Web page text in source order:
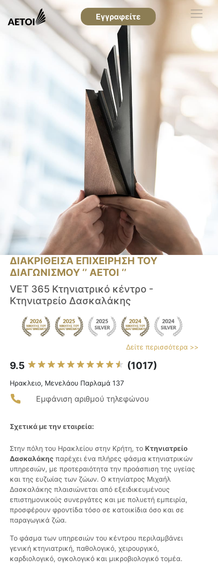
Εγγραφείτε
ΔΙΑΚΡΙΘΕΙΣΑ ΕΠΙΧΕΙΡΗΣΗ ΤΟΥ
ΔΙΑΓΩΝΙΣΜΟΥ ‘’ ΑΕΤΟΙ ‘’
VET 365 Κτηνιατρικό κέντρο -
Κτηνιατρείο Δασκαλάκης
Δείτε περισσότερα >>
9.5 (1017)
Ηρακλειο, Μενελάου Παρλαμά 137
Εμφάνιση αριθμού τηλεφώνου
Σχετικά με την εταιρεία:
Στην πόλη του Ηρακλείου στην Κρήτη, το Κτηνιατρείο
Δασκαλάκης παρέχει ένα πλήρες φάσμα κτηνιατρικών
υπηρεσιών, με προτεραιότητα την προάσπιση της υγείας
και της ευζωίας των ζώων. Ο κτηνίατρος Μιχαήλ
Δασκαλάκης πλαισιώνεται από εξειδικευμένους
επιστημονικούς συνεργάτες και με πολυετή εμπειρία,
προσφέρουν φροντίδα τόσο σε κατοικίδια όσο και σε
παραγωγικά ζώα.
Το φάσμα των υπηρεσιών του κέντρου περιλαμβάνει
γενική κτηνιατρική, παθολογικό, χειρουργικό,
καρδιολογικό, ογκολογικό και μικροβιολογικό τομέα.